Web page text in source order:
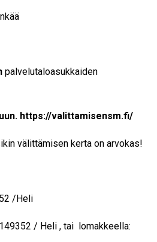
palvelutaloasukkaiden
https://valittamisensm.fi/
välittämisen kerta on arvokas!
/Heli
/ Heli , tai lomakkeella: